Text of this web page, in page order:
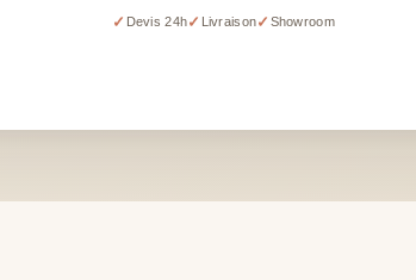
lanternes
H
✓ Devis 24h✓ Livraison✓ Showroom